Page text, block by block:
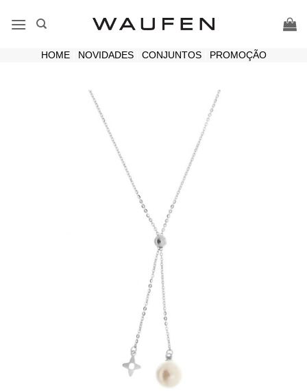
HOME| NOVIDADES| CONJUNTOS| PROMOÇÃO